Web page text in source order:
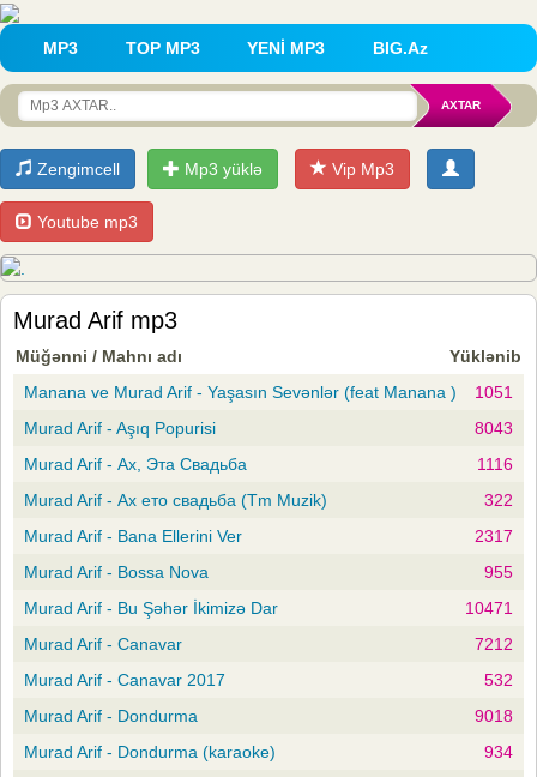
MP3 TOP MP3 YENİ MP3 BIG.Az
Zengimcell Mp3 yüklə Vip Mp3
Youtube mp3
Murad Arif mp3
Müğənni / Mahnı adı
Yüklənib
Manana ve Murad Arif - Yaşasın Sevənlər (feat Manana )
1051
Murad Arif - Aşıq Popurisi
8043
Murad Arif - Ах, Эта Свадьба
1116
Murad Arif - Ах ето свадьба (Tm Muzik)
322
Murad Arif - Bana Ellerini Ver
2317
Murad Arif - Bossa Nova
955
Murad Arif - Bu Şəhər İkimizə Dar
10471
Murad Arif - Canavar
7212
Murad Arif - Canavar 2017
532
Murad Arif - Dondurma
9018
Murad Arif - Dondurma (karaoke)
934